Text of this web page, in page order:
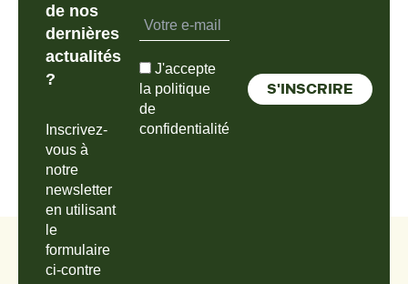
de nos
dernières
actualités
?
Inscrivez-
vous à
notre
newsletter
en utilisant
le
formulaire
ci-contre
J'accepte
la politique
de
confidentialité